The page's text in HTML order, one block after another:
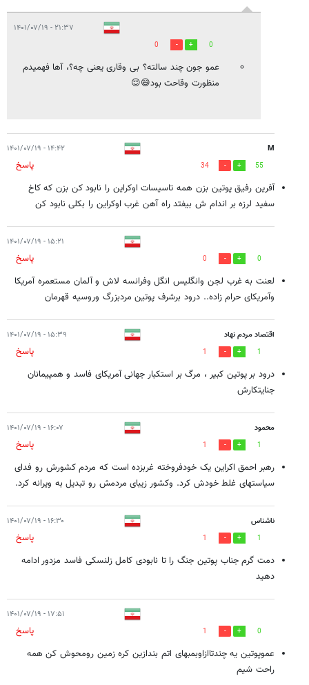
۲۱:۳۷ - ۱۴۰۱/۰۷/۱۹
0
0
عمو جون چند سالته؟ بی وقاری یعنی چه؟، آها فهمیدم
منظورت وقاحت بود😄😌
M ۱۴:۴۲ - ۱۴۰۱/۰۷/۱۹
55
34
پاسخ
آفرین رفیق پوتین بزن همه تاسیسات اوکراین را نابود کن بزن که کاخ
سفید لرزه بر اندام ش بیفتد راه آهن غرب اوکراین را بکلی نابود کن
۱۵:۲۱ - ۱۴۰۱/۰۷/۱۹
0
0
پاسخ
لعنت به غرب لجن وانگلیس انگل وفرانسه لاش و آلمان مستعمره آمریکا
وآمریکای حرام زاده.. درود برشرف پوتین مردبزرگ وروسیه قهرمان
اقتصاد مردم نهاد ۱۵:۳۹ - ۱۴۰۱/۰۷/۱۹
1
1
پاسخ
درود بر پوتین کبیر ، مرگ بر استکبار جهانی آمریکای فاسد و همپیمانان
جنایتکارش
محمود ۱۶:۰۷ - ۱۴۰۱/۰۷/۱۹
1
1
پاسخ
رهبر احمق اکراین یک خودفروخته غربزده است که مردم کشورش رو فدای
سیاستهای غلط خودش کرد. وکشور زیبای مردمش رو تبدیل به ویرانه کرد.
ناشناس ۱۶:۳۰ - ۱۴۰۱/۰۷/۱۹
1
1
پاسخ
دمت گرم جناب پوتین جنگ را تا نابودی کامل زلنسکی فاسد مزدور ادامه
دهید
۱۷:۵۱ - ۱۴۰۱/۰۷/۱۹
0
1
پاسخ
عموپوتین یه چندتاازاوبمبهای اتم بندازین کره زمین رومحوش کن همه
راحت شیم